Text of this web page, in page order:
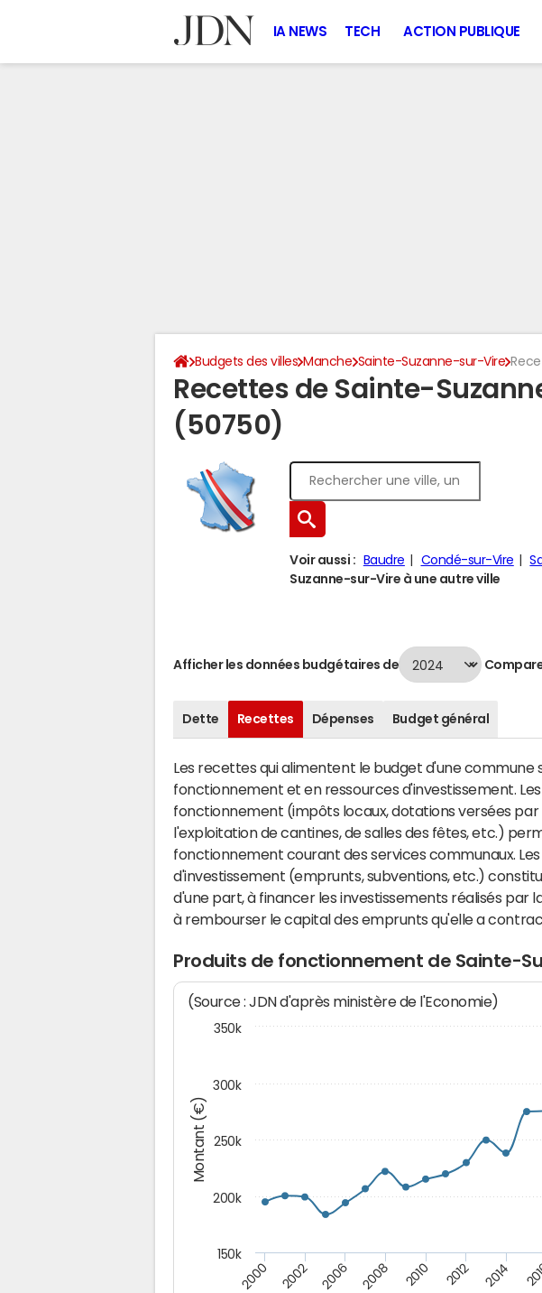
IA NEWS TECH ACTION PUBLIQUE
Budgets des villes Manche Sainte-Suzanne-sur-Vire
Recettes de Sainte-
(50750)
Voir aussi : Baudre Condé-sur-Vire
Suzanne-sur-Vire à une autre ville
Afficher les données budgétaires de
Dette Recettes Dépenses Budget général
Les recettes qui alimentent le budget d'une commune
fonctionnement et en ressources d'investissement.
fonctionnement (impôts locaux, dotations versées par
l'exploitation de cantines, de salles des fêtes, etc.)
fonctionnement courant des services communaux.
d'investissement (emprunts, subventions, etc.)
d'une part, à financer les investissements réalisés par
à rembourser le capital des emprunts qu'elle a
Produits de fonctionnement de Sainte-
Montant (€)
(Source : JDN d'après ministère de l'Economie)
2000 2002 2006 2008 2010 2012 2014
150k
200k
250k
300k
350k